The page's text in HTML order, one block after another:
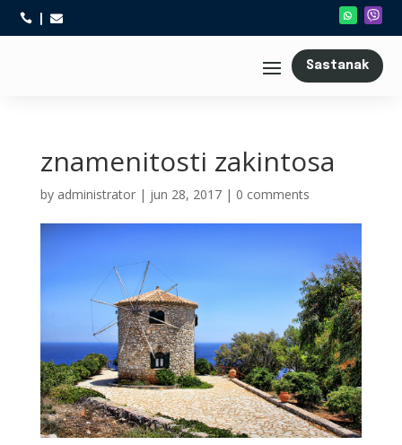
 
Sastanak
znamenitosti zakintosa
by administrator| jun 28, 2017| 0 comments